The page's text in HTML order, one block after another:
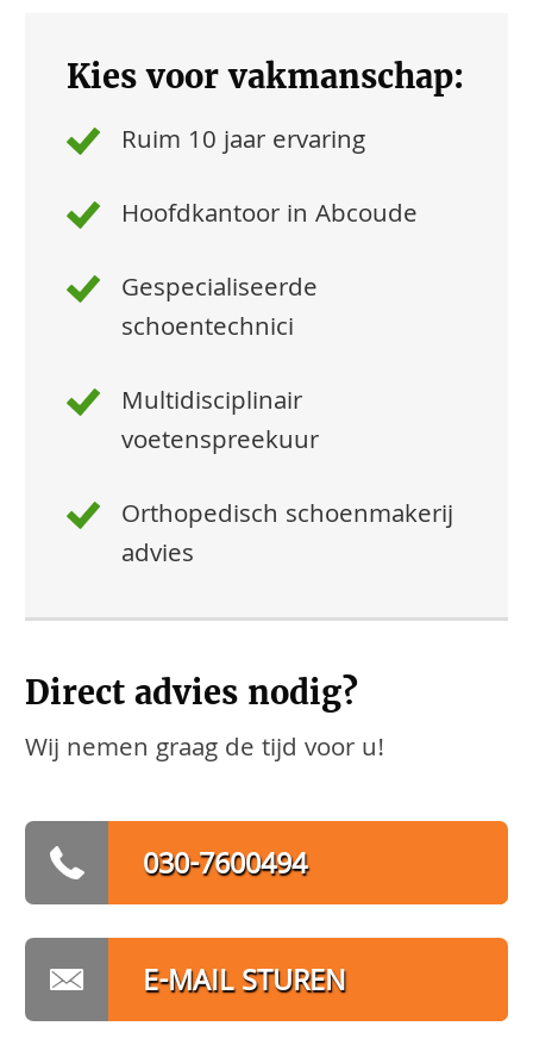
Kies voor vakmanschap:
Ruim 10 jaar ervaring
Hoofdkantoor in Abcoude
Gespecialiseerde
schoentechnici
Multidisciplinair
voetenspreekuur
Orthopedisch schoenmakerij
advies
Direct advies nodig?
Wij nemen graag de tijd voor u!
030-7600494
E-MAIL STUREN